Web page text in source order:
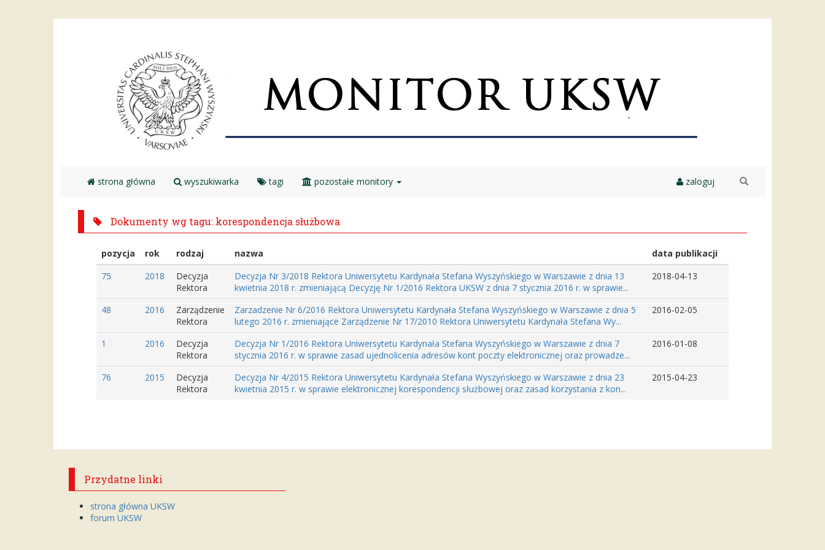
strona główna wyszukiwarka tagi pozostałe monitory zaloguj
Dokumenty wg tagu: korespondencja służbowa
pozycja rok rodzaj nazwa
data publikacji
75
2018
Decyzja
Rektora
Decyzja Nr 3/2018 Rektora Uniwersytetu Kardynała Stefana Wyszyńskiego w Warszawie z dnia 13
kwietnia 2018 r. zmieniającą Decyzję Nr 1/2016 Rektora UKSW z dnia 7 stycznia 2016 r. w sprawie...
2018-04-13
48 2016
Zarządzenie
Rektora
Zarzadzenie Nr 6/2016 Rektora Uniwersytetu Kardynała Stefana Wyszyńskiego w Warszawie z dnia 5
lutego 2016 r. zmieniające Zarządzenie Nr 17/2010 Rektora Uniwersytetu Kardynała Stefana Wy...
2016-02-05
1 2016
Decyzja
Rektora
Decyzja Nr 1/2016 Rektora Uniwersytetu Kardynała Stefana Wyszyńskiego w Warszawie z dnia 7
stycznia 2016 r. w sprawie zasad ujednolicenia adresów kont poczty elektronicznej oraz prowadze...
2016-01-08
76 2015
Decyzja
Rektora
Decyzja Nr 4/2015 Rektora Uniwersytetu Kardynała Stefana Wyszyńskiego w Warszawie z dnia 23
kwietnia 2015 r. w sprawie elektronicznej korespondencji służbowej oraz zasad korzystania z kon...
2015-04-23
Przydatne linki
strona główna UKSW
forum UKSW